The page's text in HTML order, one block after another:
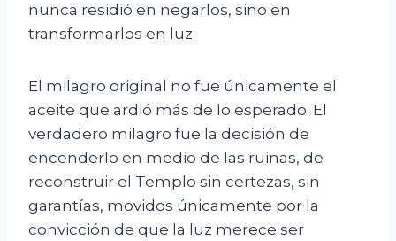
nunca residió en negarlos, sino en
transformarlos en luz.
El milagro original no fue únicamente el
aceite que ardió más de lo esperado. El
verdadero milagro fue la decisión de
encenderlo en medio de las ruinas, de
reconstruir el Templo sin certezas, sin
garantías, movidos únicamente por la
convicción de que la luz merece ser